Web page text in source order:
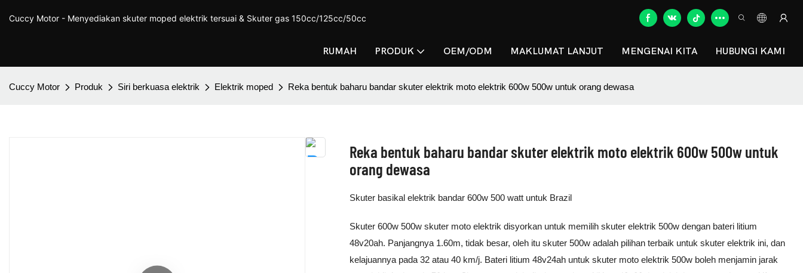
Cuccy Motor - Menyediakan skuter moped elektrik tersuai & Skuter gas 150cc/125cc/50cc
RUMAH PRODUK OEM/ODM MAKLUMAT LANJUT MENGENAI KITA HUBUNGI KAMI
Cuccy Motor Produk Siri berkuasa elektrik Elektrik moped Reka bentuk baharu bandar skuter elektrik moto elektrik 600w 500w untuk orang dewasa
Reka bentuk baharu bandar skuter elektrik moto elektrik 600w 500w untuk
orang dewasa
Skuter basikal elektrik bandar 600w 500 watt untuk Brazil
Skuter 600w 500w skuter moto elektrik disyorkan untuk memilih skuter elektrik 500w dengan bateri litium
48v20ah. Panjangnya 1.60m, tidak besar, oleh itu skuter 500w adalah pilihan terbaik untuk skuter elektrik ini, dan
kelajuannya pada 32 atau 40 km/j. Bateri litium 48v24ah untuk skuter moto elektrik 500w boleh menjamin jarak